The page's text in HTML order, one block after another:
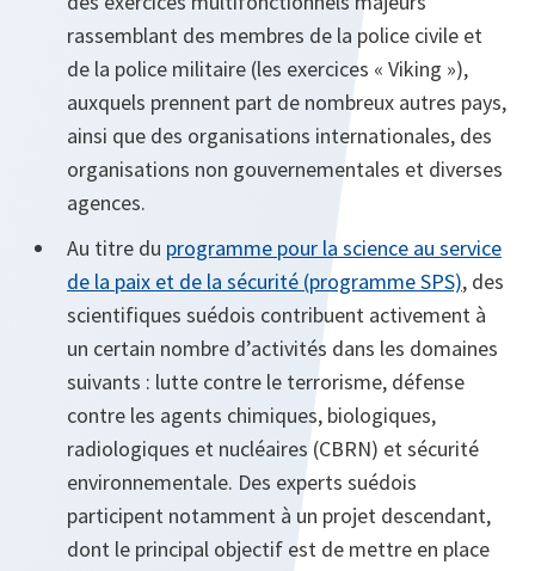
rassemblant des membres de la police civile et
de la police militaire (les exercices « Viking »),
auxquels prennent part de nombreux autres pays,
ainsi que des organisations internationales, des
organisations non gouvernementales et diverses
agences.
Au titre du programme pour la science au service
de la paix et de la sécurité (programme SPS), des
scientifiques suédois contribuent activement à
un certain nombre d’activités dans les domaines
suivants : lutte contre le terrorisme, défense
contre les agents chimiques, biologiques,
radiologiques et nucléaires (CBRN) et sécurité
environnementale. Des experts suédois
participent notamment à un projet descendant,
dont le principal objectif est de mettre en place